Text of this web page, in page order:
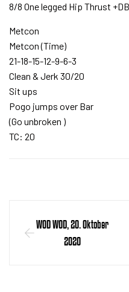
8/8 One legged Hip Thrust
Metcon
Metcon (Time)
21-18-15-12-9-6-3
Clean & Jerk 30/20
Sit ups
Pogo jumps over Bar
(Go unbroken )
TC: 20
WOD WOD, 20. Oktober
2020